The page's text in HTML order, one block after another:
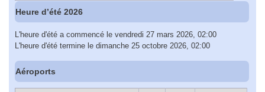
Heure d’été 2026
L'heure d'été a commencé le vendredi 27 mars 2026, 02:00
L'heure d'été termine le dimanche 25 octobre 2026, 02:00
Aéroports